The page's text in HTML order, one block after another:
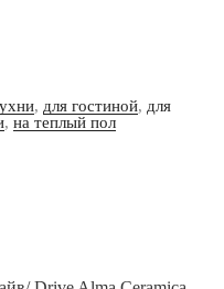
, для гостиной, для
, на теплый пол